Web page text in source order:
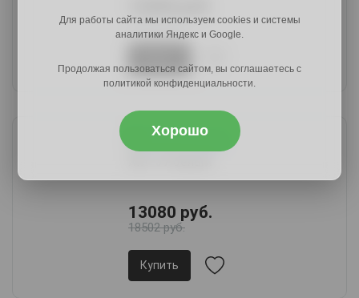
17201 руб.
13080 руб.
18502 руб.
Купить
Для работы сайта мы используем cookies и системы
аналитики Яндекс и Google.
Продолжая пользоваться сайтом, вы соглашаетесь с
политикой конфиденциальности.
Хорошо